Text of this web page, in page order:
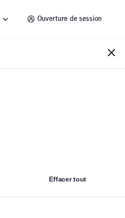
Ouverture de session
Effacer tout